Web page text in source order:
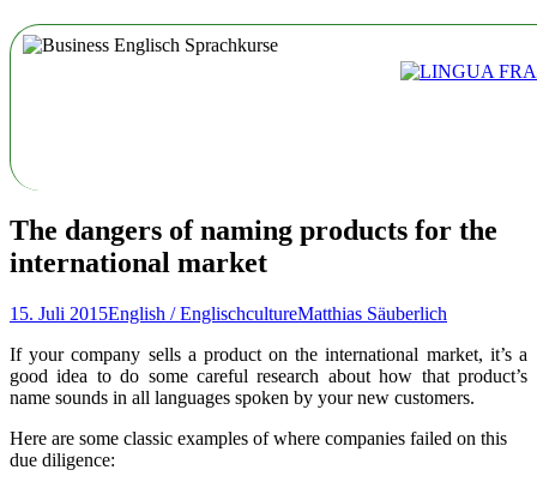
The dangers of naming products for the
international market
15. Juli 2015English / EnglischcultureMatthias Säuberlich
If your company sells a product on the international market, it’s a
good idea to do some careful research about how that product’s
name sounds in all languages spoken by your new customers.
Here are some classic examples of where companies failed on this
due diligence: